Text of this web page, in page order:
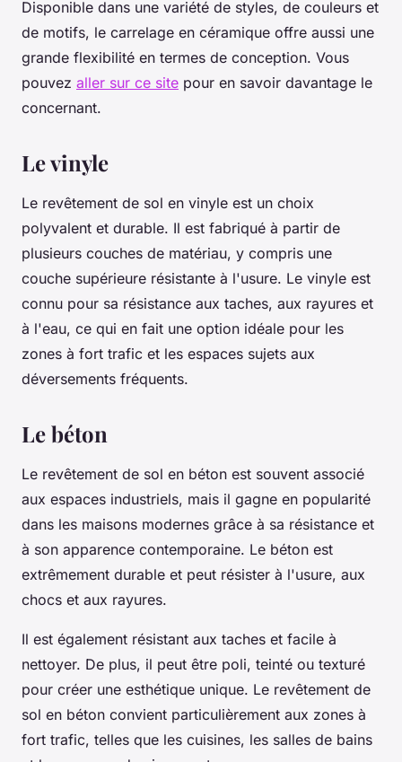
Disponible dans une variété de styles, de couleurs et
de motifs, le carrelage en céramique offre aussi une
grande flexibilité en termes de conception. Vous
pouvez aller sur ce site pour en savoir davantage le
concernant.
Le vinyle
Le revêtement de sol en vinyle est un choix
polyvalent et durable. Il est fabriqué à partir de
plusieurs couches de matériau, y compris une
couche supérieure résistante à l'usure. Le vinyle est
connu pour sa résistance aux taches, aux rayures et
à l'eau, ce qui en fait une option idéale pour les
zones à fort trafic et les espaces sujets aux
déversements fréquents.
Le béton
Le revêtement de sol en béton est souvent associé
aux espaces industriels, mais il gagne en popularité
dans les maisons modernes grâce à sa résistance et
à son apparence contemporaine. Le béton est
extrêmement durable et peut résister à l'usure, aux
chocs et aux rayures.
Il est également résistant aux taches et facile à
nettoyer. De plus, il peut être poli, teinté ou texturé
pour créer une esthétique unique. Le revêtement de
sol en béton convient particulièrement aux zones à
fort trafic, telles que les cuisines, les salles de bains